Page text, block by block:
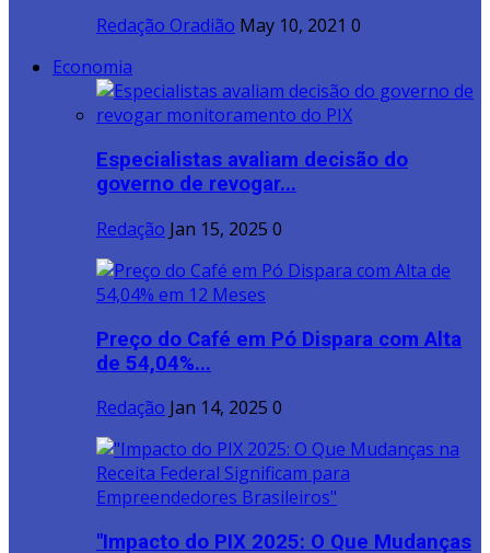
Redação Oradião May 10, 2021 0
Economia
Especialistas avaliam decisão do
governo de revogar...
Redação Jan 15, 2025 0
Preço do Café em Pó Dispara com Alta
de 54,04%...
Redação Jan 14, 2025 0
"Impacto do PIX 2025: O Que Mudanças